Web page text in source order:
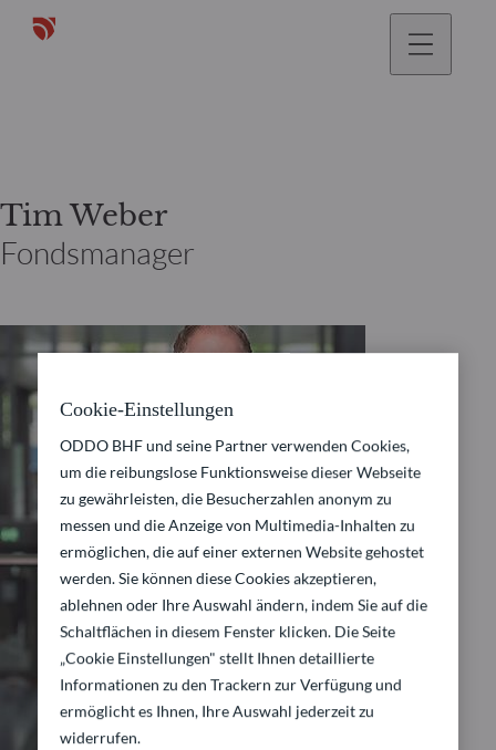
Tim Weber
Fondsmanager
Cookie-Einstellungen
ODDO BHF und seine Partner verwenden Cookies,
um die reibungslose Funktionsweise dieser Webseite
zu gewährleisten, die Besucherzahlen anonym zu
messen und die Anzeige von Multimedia-Inhalten zu
ermöglichen, die auf einer externen Website gehostet
werden. Sie können diese Cookies akzeptieren,
ablehnen oder Ihre Auswahl ändern, indem Sie auf die
Schaltflächen in diesem Fenster klicken. Die Seite
„Cookie Einstellungen" stellt Ihnen detaillierte
Informationen zu den Trackern zur Verfügung und
ermöglicht es Ihnen, Ihre Auswahl jederzeit zu
widerrufen.